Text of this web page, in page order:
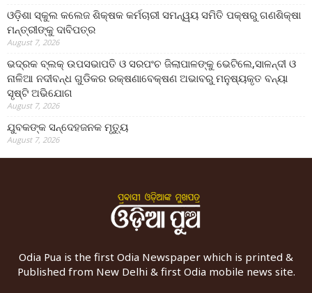
ଓଡ଼ିଶା ସ୍କୁଲ କଲେଜ ଶିକ୍ଷକ କର୍ମଚାରୀ ସମନ୍ୱୟ ସମିତି ପକ୍ଷରୁ ଗଣଶିକ୍ଷା
ମନ୍ତ୍ରୀଙ୍କୁ ଦାବିପତ୍ର
August 7, 2026
ଭଦ୍ରକ ବ୍ଲକ୍ ଉପସଭାପତି ଓ ସରପଂଚ ଜିଲାପାଳଙ୍କୁ ଭେଟିଲେ,ସାଳନ୍ଦୀ ଓ
ନାଳିଆ ନଦୀବନ୍ଧ ଗୁଡିକର ରକ୍ଷଣାବେକ୍ଷଣ ଅଭାବରୁ ମନୁଷ୍ୟକୃତ ବନ୍ୟା
ସୃଷ୍ଟି ଅଭିଯୋଗ
August 7, 2026
ଯୁବକଙ୍କ ସନ୍ଦେହଜନକ ମୃତ୍ୟୁ
August 7, 2026
Odia Pua is the first Odia Newspaper which is printed &
Published from New Delhi & first Odia mobile news site.